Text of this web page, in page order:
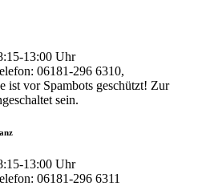
13:00 Uhr
06181-296 6310,
ist vor Spambots geschützt! Zur
sein.
13:00 Uhr
06181-296 6311